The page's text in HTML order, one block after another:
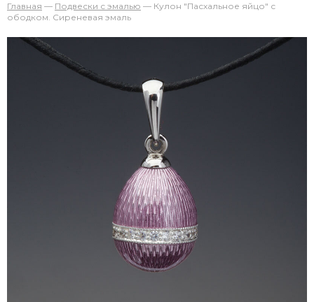
Главная — Подвески с эмалью — Кулон "Пасхальное яйцо" с
ободком. Сиреневая эмаль